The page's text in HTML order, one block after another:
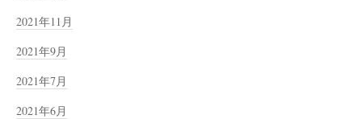
2021年11月
2021年9月
2021年7月
2021年6月